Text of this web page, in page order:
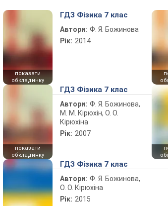
показати
обкладинку
ГДЗ Фізика 7 клас
Автори: Ф. Я. Божинова
Рік: 2014
показати
обкладинку
ГДЗ Фізика 7 клас
Автори: Ф. Я. Божинова,
М. М. Кірюхін, О. О.
Кірюхіна
Рік: 2007
ГДЗ Фізика 7 клас
Автори: Ф. Я. Божинова,
О. О. Кірюхіна
Рік: 2015